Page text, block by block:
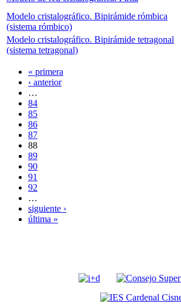
Modelo cristalográfico. Bipirámide rómbica
(sistema rómbico)
Modelo cristalográfico. Bipirámide tetragonal
(sistema tetragonal)
« primera
‹ anterior
…
84
85
86
87
88
89
90
91
92
…
siguiente ›
última »